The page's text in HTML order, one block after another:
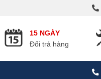
15 NGÀY
Đổi trả hàng